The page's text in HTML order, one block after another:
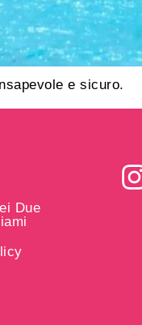
e sicuro.
Due